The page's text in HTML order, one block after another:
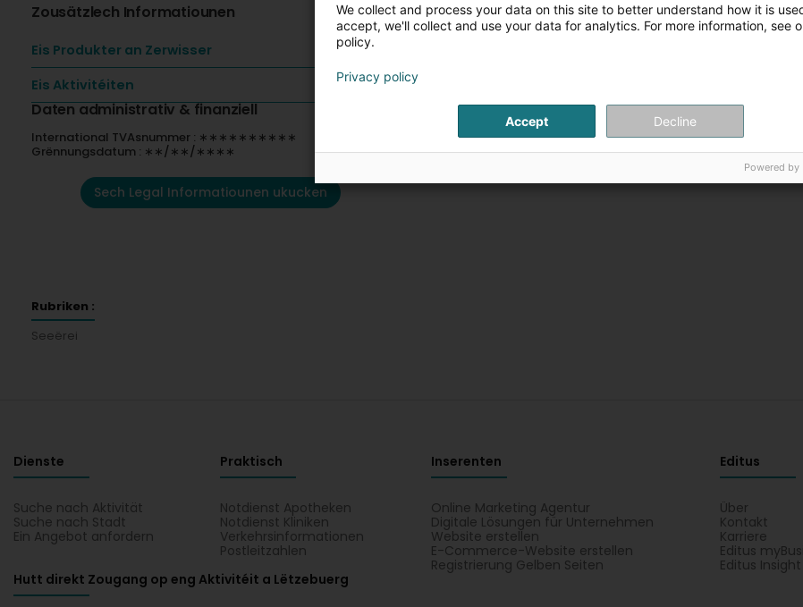
Zousätzlech Informatiounen
Eis Produkter an Zerwisser
Eis Aktivitéiten
Daten administrativ & finanziell
International TVAsnummer : ∗∗∗∗∗∗∗∗∗∗
Grënnungsdatum : ∗∗/∗∗/∗∗∗∗
Sech Legal Informatiounen ukucken
Rubriken :
Seeërei
Dienste
Suche nach Aktivität
Suche nach Stadt
Ein Angebot anfordern
Praktisch
Notdienst Apotheken
Notdienst Kliniken
Verkehrsinformationen
Postleitzahlen
Inserenten
Online Marketing Agentur
Digitale Lösungen für Unternehmen
Website erstellen
E-Commerce-Website erstellen
Registrierung Gelben Seiten
Editus
Über
Kontakt
Karriere
Editus
Editus Insight
Hutt direkt Zougang op eng Aktivitéit a Lëtzebuerg
We collect and process your data on this site to better understand how it is
accept, we'll collect and use your data for analytics. For more information, see
policy.
Privacy policy
Accept Decline
Powered by